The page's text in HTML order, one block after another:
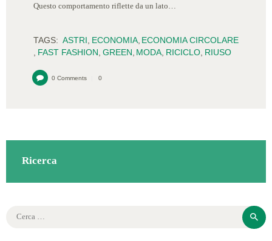
Questo comportamento riflette da un lato…
TAGS: ASTRI ECONOMIA, ECONOMIA CIRCOLARE
FAST FASHION GREEN MODA RICICLO RIUSO
0 Comments 0
Ricerca